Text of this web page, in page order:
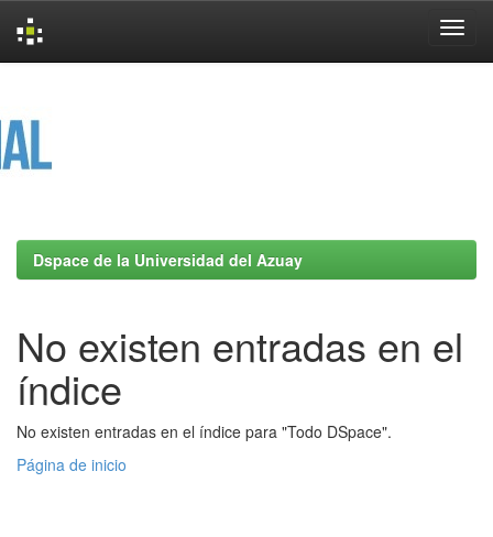
Dspace de la Universidad del Azuay
No existen entradas en el
índice
No existen entradas en el índice para "Todo DSpace".
Página de inicio